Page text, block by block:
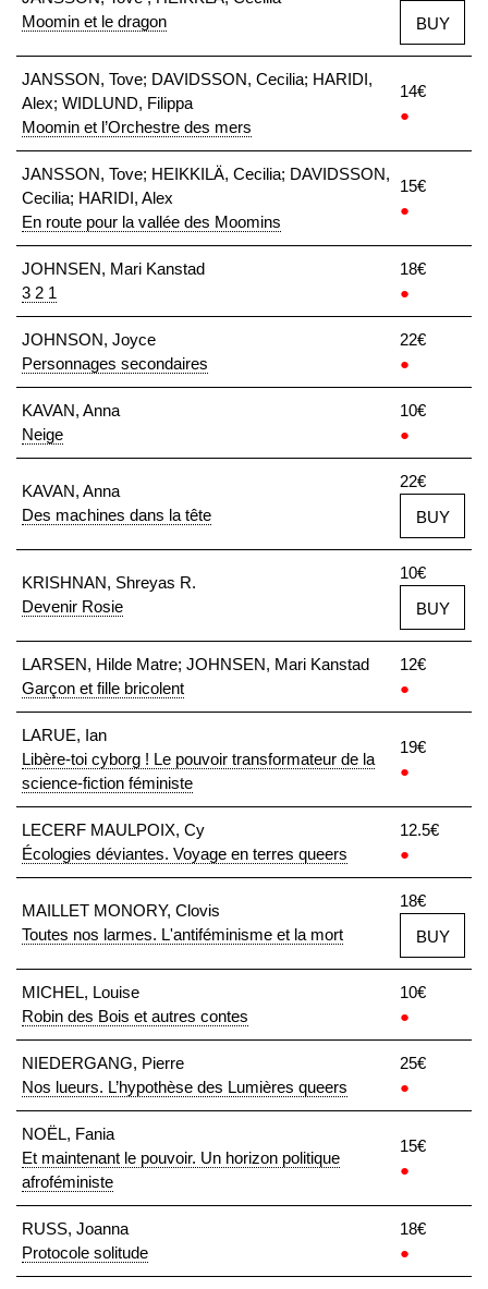
Moomin et le dragon
BUY
JANSSON, Tove; DAVIDSSON, Cecilia; HARIDI,
Alex; WIDLUND, Filippa
Moomin et l’Orchestre des mers
14€
●
JANSSON, Tove; HEIKKILÄ, Cecilia; DAVIDSSON,
Cecilia; HARIDI, Alex
En route pour la vallée des Moomins
15€
●
JOHNSEN, Mari Kanstad
3 2 1
18€
●
JOHNSON, Joyce
Personnages secondaires
22€
●
KAVAN, Anna
Neige
10€
●
KAVAN, Anna
Des machines dans la tête
22€
BUY
KRISHNAN, Shreyas R.
Devenir Rosie
10€
BUY
LARSEN, Hilde Matre; JOHNSEN, Mari Kanstad
Garçon et fille bricolent
12€
●
LARUE, Ian
Libère-toi cyborg ! Le pouvoir transformateur de la
science-fiction féministe
19€
●
LECERF MAULPOIX, Cy
Écologies déviantes. Voyage en terres queers
12.5€
●
MAILLET MONORY, Clovis
Toutes nos larmes. L'antiféminisme et la mort
18€
BUY
MICHEL, Louise
Robin des Bois et autres contes
10€
●
NIEDERGANG, Pierre
Nos lueurs. L’hypothèse des Lumières queers
25€
●
NOËL, Fania
Et maintenant le pouvoir. Un horizon politique
afroféministe
15€
●
RUSS, Joanna
Protocole solitude
18€
●